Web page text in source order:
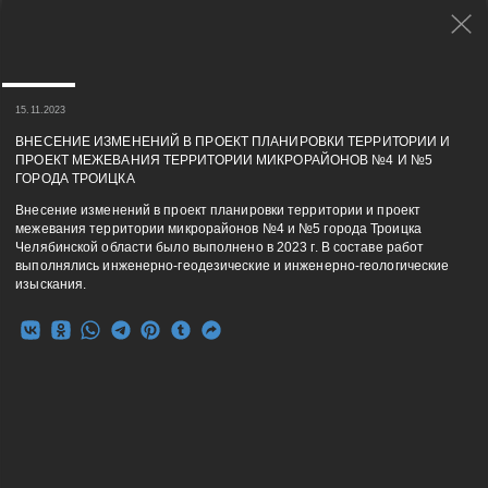
15.11.2023
ВНЕСЕНИЕ ИЗМЕНЕНИЙ В ПРОЕКТ ПЛАНИРОВКИ ТЕРРИТОРИИ И
ПРОЕКТ МЕЖЕВАНИЯ ТЕРРИТОРИИ МИКРОРАЙОНОВ №4 И №5
ГОРОДА ТРОИЦКА
Внесение изменений в проект планировки территории и проект
межевания территории микрорайонов №4 и №5 города Троицка
Челябинской области было выполнено в 2023 г. В составе работ
выполнялись инженерно-геодезические и инженерно-геологические
изыскания.